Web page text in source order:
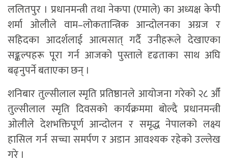
ललितपुर । प्रधानमन्त्री तथा नेकपा (एमाले) का अध्यक्ष केपी
शर्मा ओलीले वाम–लोकतान्त्रिक आन्दोलनका अग्रज र
सहिदका आदर्शलाई आत्मसात् गर्दै उनीहरूले देखाएका
सङ्कल्पहरू पूरा गर्न आजको पुस्ताले दृढताका साथ अघि
बढ्नुपर्ने बताएका छन् ।
शनिबार तुल्सीलाल स्मृति प्रतिष्ठानले आयोजना गरेको २८ औँ
तुल्सीलाल स्मृति दिवसको कार्यक्रममा बोल्दै प्रधानमन्त्री
ओलीले देशभक्तिपूर्ण आन्दोलन र समृद्ध नेपालको लक्ष्य
हासिल गर्न सच्चा समर्पण र अडान आवश्यक रहेको उल्लेख
गरे ।